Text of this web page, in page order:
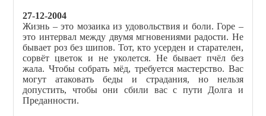
27-12-2004
Жизнь – это мозаика из удовольствия и боли. Горе –
это интервал между двумя мгновениями радости. Не
бывает роз без шипов. Тот, кто усерден и старателен,
сорвёт цветок и не уколется. Не бывает пчёл без
жала. Чтобы собрать мёд, требуется мастерство. Вас
могут атаковать беды и страдания, но нельзя
допустить, чтобы они сбили вас с пути Долга и
Преданности.